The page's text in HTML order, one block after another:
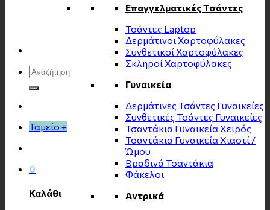
Αναζήτηση
για:
Ταμείο +
0
Καλάθι
Επαγγελματικές Τσάντες
Τσάντες Laptop
Δερμάτινοι Χαρτοφύλακες
Συνθετικοί Χαρτοφύλακες
Σκληροί Χαρτοφύλακες
Γυναικεία
Δερμάτινες Τσάντες Γυναικείες
Συνθετικές Τσάντες Γυναικείες
Τσαντάκια Γυναικεία Χειρός
Τσαντάκια Γυναικεία Χιαστί /
Ώμου
Βραδινά Τσαντάκια
Φάκελοι
Αντρικά